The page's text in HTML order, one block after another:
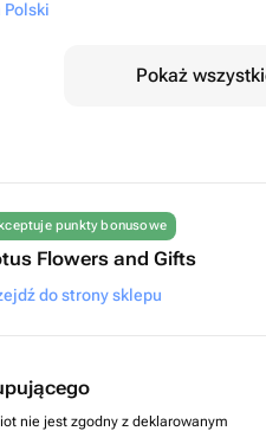
Polski
Pokaż
punkty bonusowe
Flowers and Gifts
do strony sklepu
nie jest zgodny z deklarowanym